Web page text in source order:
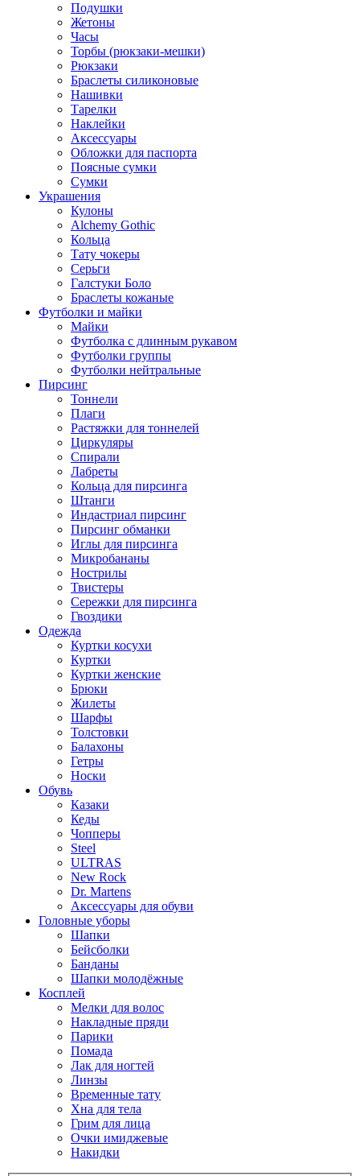
Подушки
Жетоны
Часы
Торбы (рюкзаки-мешки)
Рюкзаки
Браслеты силиконовые
Нашивки
Тарелки
Наклейки
Аксессуары
Обложки для паспорта
Поясные сумки
Сумки
Украшения
Кулоны
Alchemy Gothic
Кольца
Тату чокеры
Серьги
Галстуки Боло
Браслеты кожаные
Футболки и майки
Майки
Футболка с длинным рукавом
Футболки группы
Футболки нейтральные
Пирсинг
Тоннели
Плаги
Растяжки для тоннелей
Циркуляры
Спирали
Лабреты
Кольца для пирсинга
Штанги
Индастриал пирсинг
Пирсинг обманки
Иглы для пирсинга
Микробананы
Нострилы
Твистеры
Сережки для пирсинга
Гвоздики
Одежда
Куртки косухи
Куртки
Куртки женские
Брюки
Жилеты
Шарфы
Толстовки
Балахоны
Гетры
Носки
Обувь
Казаки
Кеды
Чопперы
Steel
ULTRAS
New Rock
Dr. Martens
Аксессуары для обуви
Головные уборы
Шапки
Бейсболки
Банданы
Шапки молодёжные
Косплей
Мелки для волос
Накладные пряди
Парики
Помада
Лак для ногтей
Линзы
Временные тату
Хна для тела
Грим для лица
Очки имиджевые
Накидки